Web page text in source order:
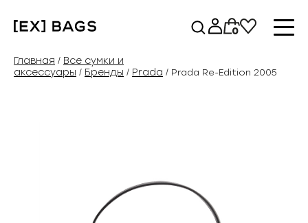
содержимому
0
Главная / Все сумки и
аксессуары / Бренды / Prada / Prada Re-Edition 2005